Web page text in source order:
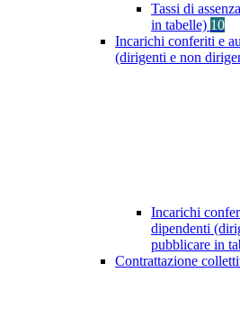
Tassi di
in tabelle) 10
Incarichi conferiti e
(dirigenti e non
Incarichi
dipendenti
pubblicare in
Contrattazione